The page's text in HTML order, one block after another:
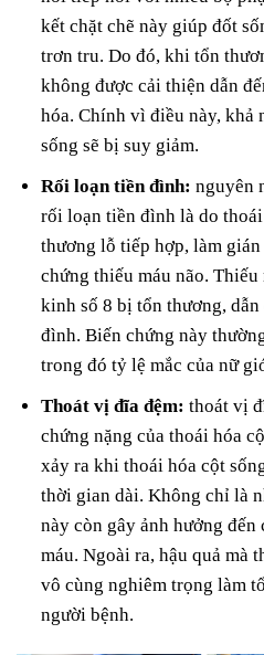
kết chặt chẽ này giúp đốt
trơn tru. Do đó, khi tổn
không được cải thiện dẫn
hóa. Chính vì điều này, khả
sống sẽ bị suy giảm.
Rối loạn tiền đình:nguyên
rối loạn tiền đình là do
thương lỗ tiếp hợp, làm
chứng thiếu máu não.
kinh số 8 bị tổn thương,
đình. Biến chứng này
trong đó tỷ lệ mắc của nữ
Thoát vị đĩa đệm:thoát vị
chứng nặng của thoái hóa
xảy ra khi thoái hóa cột
thời gian dài. Không chỉ là
này còn gây ảnh hưởng
máu. Ngoài ra, hậu quả mà
vô cùng nghiêm trọng làm
người bệnh.